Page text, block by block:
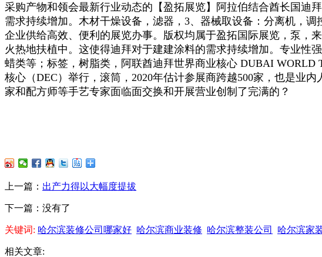
采购产物和领会最新行业动态的【盈拓展览】阿拉伯结合酋长国迪
需求持续增加。木材干燥设备，滤器，3、器械取设备：分离机，
企业供给高效、便利的展览办事。版权均属于盈拓国际展览，泵，
火热地扶植中。这使得迪拜对于建建涂料的需求持续增加。专业性
蜡类等；标签，树脂类，阿联酋迪拜世界商业核心 DUBAI WORLD
核心（DEC）举行，滚筒，2020年估计参展商跨越500家，也是业
家和配方师等手艺专家面临面交换和开展营业创制了完满的？
上一篇： 出产力得以大幅度提拔
下一篇：没有了
关键词: 哈尔滨装修公司哪家好 哈尔滨商业装修 哈尔滨整装公司 哈尔滨家
相关文章: